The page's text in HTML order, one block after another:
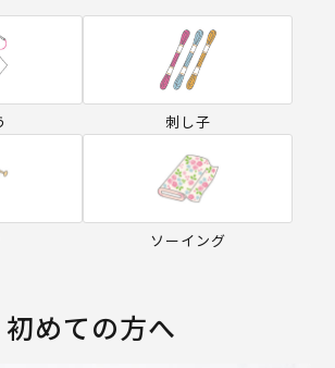
刺し子
ソーイング
初めての方へ